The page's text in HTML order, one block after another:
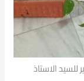
الاستاذ